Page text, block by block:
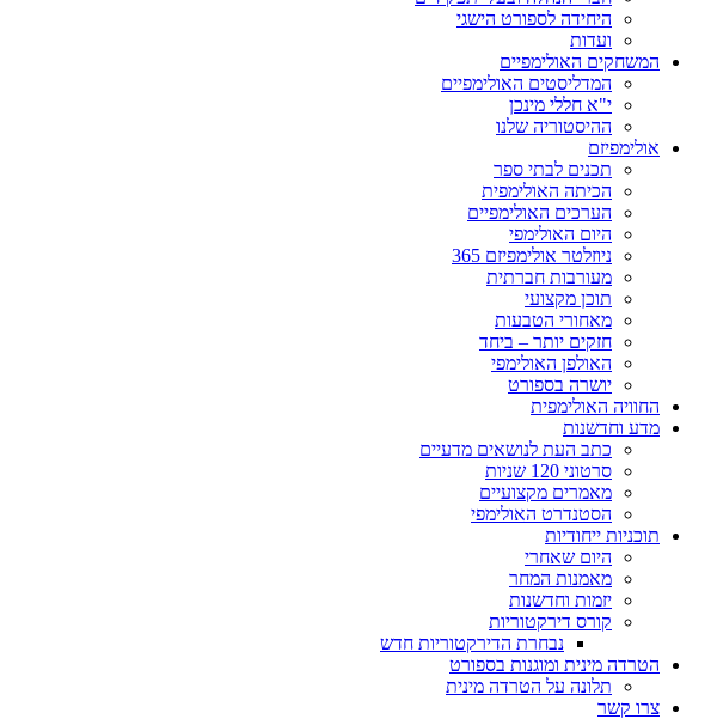
היחידה לספורט הישגי
ועדות
המשחקים האולימפיים
המדליסטים האולימפיים
י"א חללי מינכן
ההיסטוריה שלנו
אולימפיזם
תכנים לבתי ספר
הכיתה האולימפית
הערכים האולימפיים
היום האולימפי
ניוזלטר אולימפיזם 365
מעורבות חברתית
תוכן מקצועי
מאחורי הטבעות
חזקים יותר – ביחד
האולפן האולימפי
יושרה בספורט
החוויה האולימפית
מדע וחדשנות
כתב העת לנושאים מדעיים
סרטוני 120 שניות
מאמרים מקצועיים
הסטנדרט האולימפי
תוכניות ייחודיות
היום שאחרי
מאמנות המחר
יזמות וחדשנות
קורס דירקטוריות
נבחרת הדירקטוריות חדש
הטרדה מינית ומוגנות בספורט
תלונה על הטרדה מינית
צרו קשר